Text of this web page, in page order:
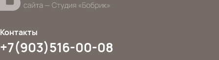
Контакты
+7(903)516-00-08